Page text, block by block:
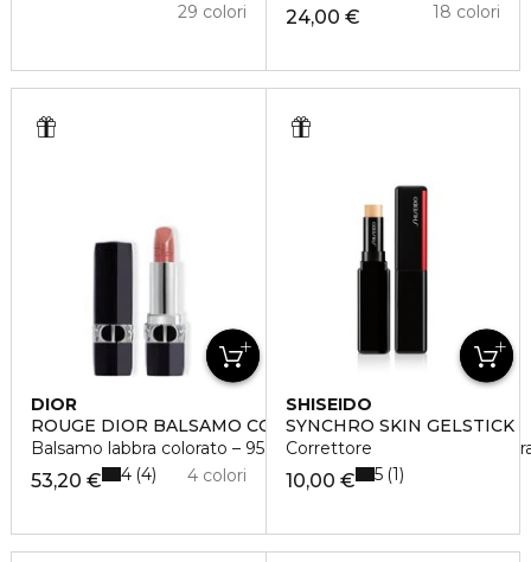
29 colori 24,00 € 18 colori
DIOR
ROUGE DIOR BALSAMO COLORATO
Balsamo labbra colorato – 95%* di ingredienti di origine
53,20 € 4 colori
4 4
SHISEIDO
SYNCHRO SKIN GELSTICK
Correttore
10,00 € 5 1